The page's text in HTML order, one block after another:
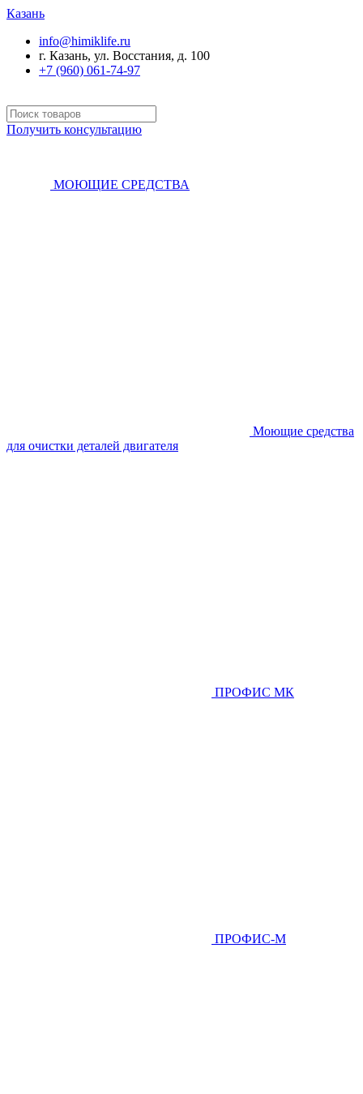
Казань
info@himiklife.ru
г. Казань, ул. Восстания, д. 100
+7 (960) 061-74-97
Получить консультацию
МОЮЩИЕ СРЕДСТВА
Моющие средства
для очистки деталей двигателя
ПРОФИС МК
ПРОФИС-М